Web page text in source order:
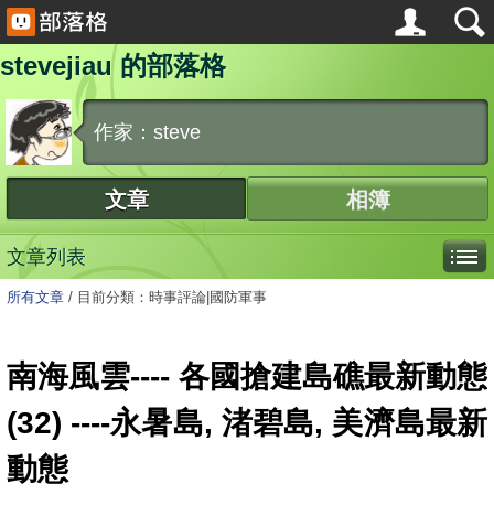
stevejiau 的部落格
作家：steve
文章 相簿
文章列表
所有文章 / 目前分類：時事評論|國防軍事
南海風雲---- 各國搶建島礁最新動態
(32) ----永暑島, 渚碧島, 美濟島最新
動態